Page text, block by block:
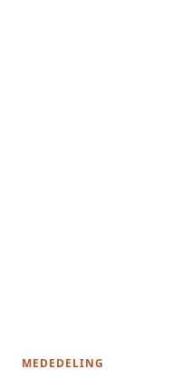
MEDEDELING